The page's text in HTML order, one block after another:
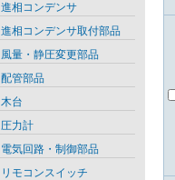
進相コンデンサ
進相コンデンサ取付部品
風量・静圧変更部品
配管部品
木台
圧力計
電気回路・制御部品
リモコンスイッチ